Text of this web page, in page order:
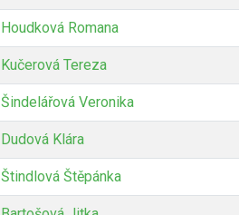
Houdková Romana
Kučerová Tereza
Šindelářová Veronika
Dudová Klára
Štindlová Štěpánka